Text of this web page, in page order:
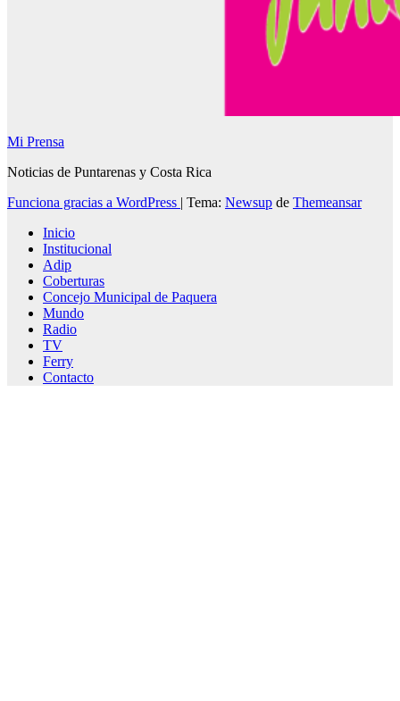
Mi Prensa
Noticias de Puntarenas y Costa Rica
Funciona gracias a WordPress | Tema: Newsup de Themeansar
Inicio
Institucional
Adip
Coberturas
Concejo Municipal de Paquera
Mundo
Radio
TV
Ferry
Contacto